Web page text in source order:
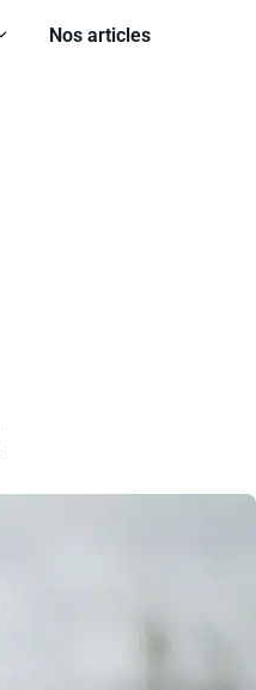
Nos articles